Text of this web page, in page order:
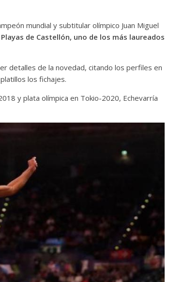
mundial y subtitular olímpico Juan Miguel
de Castellón, uno de los más laureados
detalles de la novedad, citando los perfiles en
los fichajes.
y plata olímpica en Tokio-2020, Echevarría